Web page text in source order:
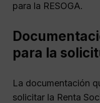
para la RESOGA.
para la
La documentación
solicitar la Renta